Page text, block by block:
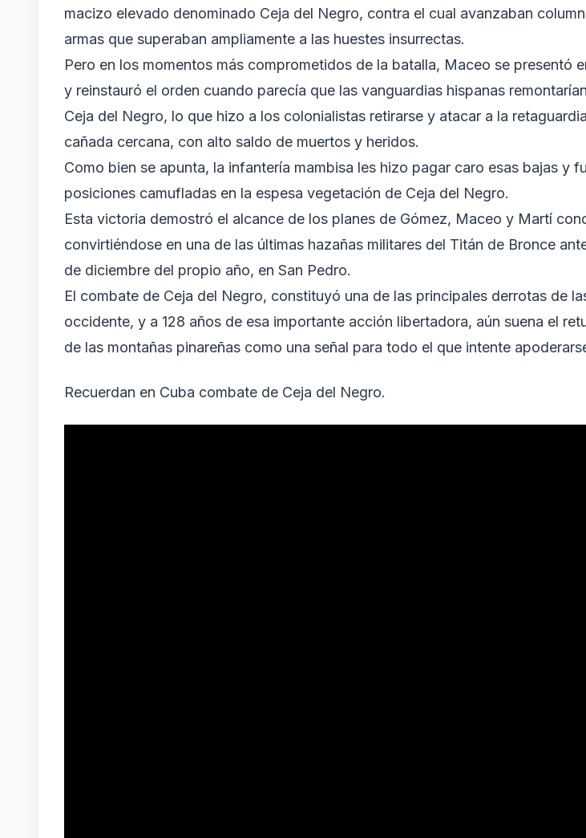
macizo elevado denominado Ceja del Negro, contra el cual avanzaban
armas que superaban ampliamente a las huestes insurrectas.
Pero en los momentos más comprometidos de la batalla, Maceo se presentó
y reinstauró el orden cuando parecía que las vanguardias hispanas
Ceja del Negro, lo que hizo a los colonialistas retirarse y atacar a la
cañada cercana, con alto saldo de muertos y heridos.
Como bien se apunta, la infantería mambisa les hizo pagar caro esas bajas y
posiciones camufladas en la espesa vegetación de Ceja del Negro.
Esta victoria demostró el alcance de los planes de Gómez, Maceo y Martí
convirtiéndose en una de las últimas hazañas militares del Titán de Bronce
de diciembre del propio año, en San Pedro.
El combate de Ceja del Negro, constituyó una de las principales derrotas de
occidente, y a 128 años de esa importante acción libertadora, aún suena el
de las montañas pinareñas como una señal para todo el que intente
Recuerdan en Cuba combate de Ceja del Negro.